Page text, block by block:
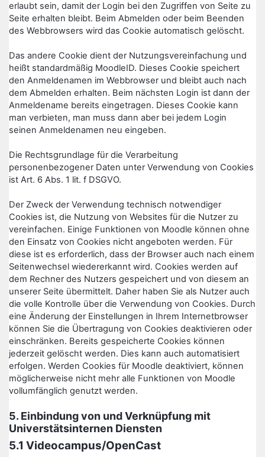
erlaubt sein, damit der Login bei den Zugriffen von Seite zu
Seite erhalten bleibt. Beim Abmelden oder beim Beenden
des Webbrowsers wird das Cookie automatisch gelöscht.
Das andere Cookie dient der Nutzungsvereinfachung und
heißt standardmäßig MoodleID. Dieses Cookie speichert
den Anmeldenamen im Webbrowser und bleibt auch nach
dem Abmelden erhalten. Beim nächsten Login ist dann der
Anmeldename bereits eingetragen. Dieses Cookie kann
man verbieten, man muss dann aber bei jedem Login
seinen Anmeldenamen neu eingeben.
Die Rechtsgrundlage für die Verarbeitung
personenbezogener Daten unter Verwendung von Cookies
ist Art. 6 Abs. 1 lit. f DSGVO.
Der Zweck der Verwendung technisch notwendiger
Cookies ist, die Nutzung von Websites für die Nutzer zu
vereinfachen. Einige Funktionen von Moodle können ohne
den Einsatz von Cookies nicht angeboten werden. Für
diese ist es erforderlich, dass der Browser auch nach einem
Seitenwechsel wiedererkannt wird. Cookies werden auf
dem Rechner des Nutzers gespeichert und von diesem an
unserer Seite übermittelt. Daher haben Sie als Nutzer auch
die volle Kontrolle über die Verwendung von Cookies. Durch
eine Änderung der Einstellungen in Ihrem Internetbrowser
können Sie die Übertragung von Cookies deaktivieren oder
einschränken. Bereits gespeicherte Cookies können
jederzeit gelöscht werden. Dies kann auch automatisiert
erfolgen. Werden Cookies für Moodle deaktiviert, können
möglicherweise nicht mehr alle Funktionen von Moodle
vollumfänglich genutzt werden.
5. Einbindung von und Verknüpfung mit
Universtätsinternen Diensten
5.1 Videocampus/OpenCast